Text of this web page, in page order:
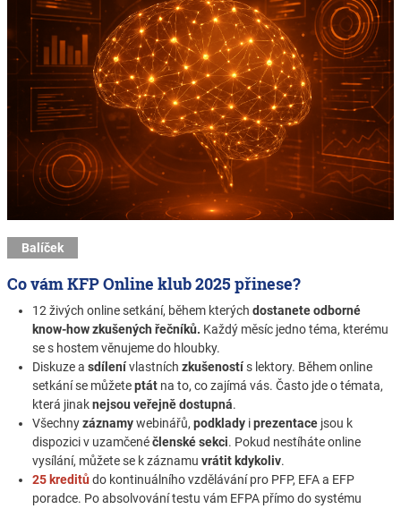
Balíček
Co vám KFP Online klub 2025 přinese?
12 živých online setkání, během kterých dostanete odborné
know-how zkušených řečníků. Každý měsíc jedno téma, kterému
se s hostem věnujeme do hloubky.
Diskuze a sdílenívlastních zkušenostís lektory. Během online
setkání se můžeteptát na to, co zajímá vás. Často jde o témata,
která jinaknejsou veřejně dostupná.
Všechnyzáznamywebinářů, podklady iprezentace jsou k
dispozici v uzamčenéčlenské sekci. Pokud nestíháte online
vysílání, můžete se k záznamu vrátit kdykoliv.
25 kreditůdo kontinuálního vzdělávání pro PFP, EFA a EFP
poradce. Po absolvování testu vám EFPA přímo do systému